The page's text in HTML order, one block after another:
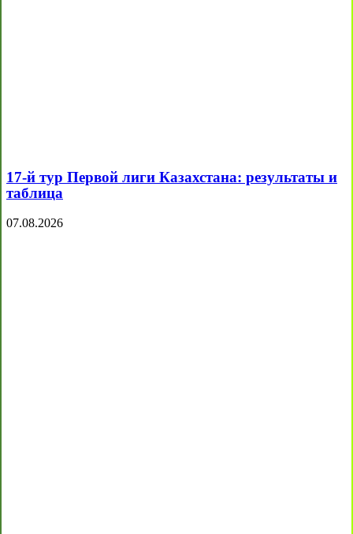
17-й тур Первой лиги Казахстана: результаты и
таблица
07.08.2026